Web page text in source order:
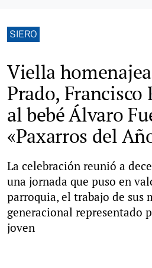
SIERO
Viella
Prado, Francisco
al bebé Álvaro
«Paxarros del
La celebración reunió a
una jornada que puso en
parroquia, el trabajo de sus
generacional representado
joven